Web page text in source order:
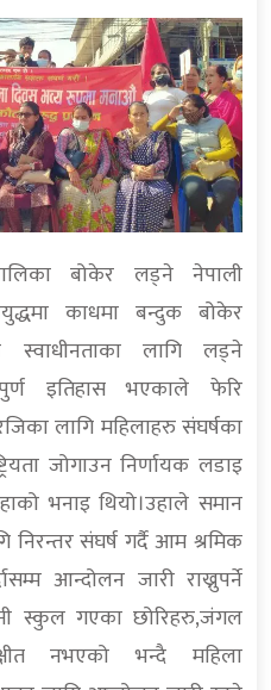
बोकेर लड्ने नेपाली
काधमा बन्दुक बोकेर
स्वाधीनताका लागि लड्ने
इतिहास भएकाले फेरि
लागि महिलाहरु संघर्षका
जोगाउन निर्णायक लडाइ
भनाइ थियो।उहाले समान
निरन्तर संघर्ष गर्दै आम श्रमिक
आन्दोलन जारी राख्नुपर्ने
स्कुल गएका छोरिहरु,जंगल
नभएको भन्दै महिला